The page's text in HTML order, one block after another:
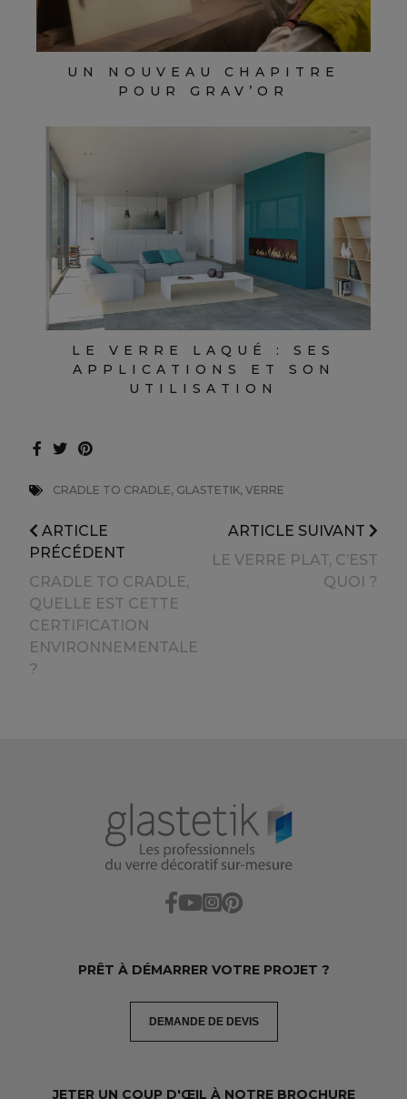
UN NOUVEAU CHAPITRE
POUR GRAV’OR
LE VERRE LAQUÉ : SES
APPLICATIONS ET SON
UTILISATION
CRADLE TO CRADLE, GLASTETIK, VERRE
ARTICLE
PRÉCÉDENT
CRADLE TO CRADLE,
QUELLE EST CETTE
CERTIFICATION
ENVIRONNEMENTALE
?
ARTICLE SUIVANT
LE VERRE PLAT, C’EST
QUOI ?
PRÊT À DÉMARRER VOTRE PROJET ?
DEMANDE DE DEVIS
JETER UN COUP D'ŒIL À NOTRE BROCHURE